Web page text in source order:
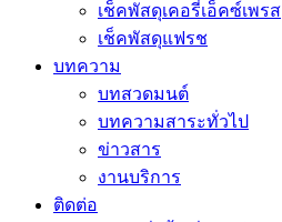
เช็คพัสดุเคอรี่เอ็คซ์เพรส
เช็คพัสดุแฟรช
บทความ
บทสวดมนต์
บทความสาระทั่วไป
ข่าวสาร
งานบริการ
ติดต่อ